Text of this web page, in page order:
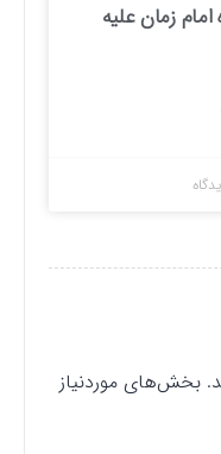
زمان علیه
بخش‌های موردنیاز